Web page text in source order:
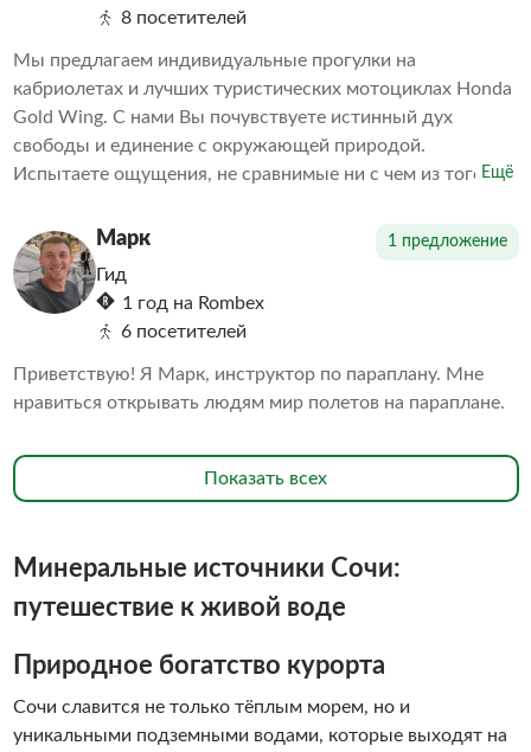
8 посетителей
Мы предлагаем индивидуальные прогулки на
кабриолетах и лучших туристических мотоциклах Honda
Gold Wing. С нами Вы почувствуете истинный дух
свободы и единение с окружающей природой.
Испытаете ощущения, не сравнимые ни с чем из того,Ещё
Марк 1 предложение
Гид
1 год на Rombex
6 посетителей
Приветствую! Я Марк, инструктор по параплану. Мне
нравиться открывать людям мир полетов на параплане.
Показать всех
Минеральные источники Сочи:
путешествие к живой воде
Природное богатство курорта
Сочи славится не только тёплым морем, но и
уникальными подземными водами, которые выходят на